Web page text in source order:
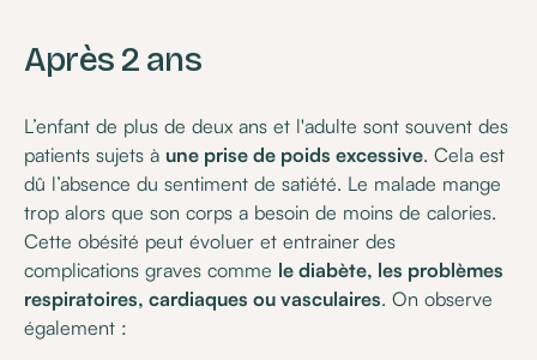
Après 2 ans
L’enfant de plus de deux ans et l'adulte sont souvent des
patients sujets à une prise de poids excessive. Cela est
dû l’absence du sentiment de satiété. Le malade mange
trop alors que son corps a besoin de moins de calories.
Cette obésité peut évoluer et entrainer des
complications graves comme le diabète, les problèmes
respiratoires, cardiaques ou vasculaires. On observe
également :